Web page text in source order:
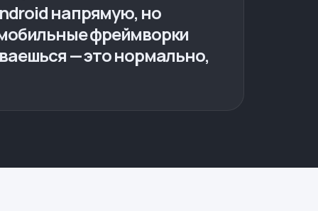
напрямую, но
фреймворки
— это нормально,